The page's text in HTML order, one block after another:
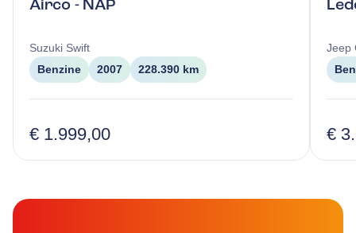
Airco - NAP
Suzuki Swift
Benzine
2007 228.390 km
€ 1.999,00
Jeep
€